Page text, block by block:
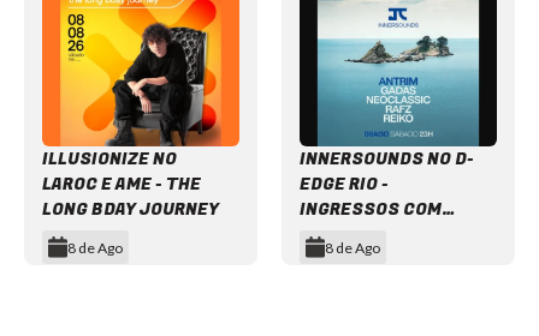
ILLUSIONIZE NO
LAROC E AME - THE
LONG BDAY JOURNEY
8 de Ago
INNERSOUNDS NO D-
EDGE RIO -
INGRESSOS COM
DESCONTO
8 de Ago